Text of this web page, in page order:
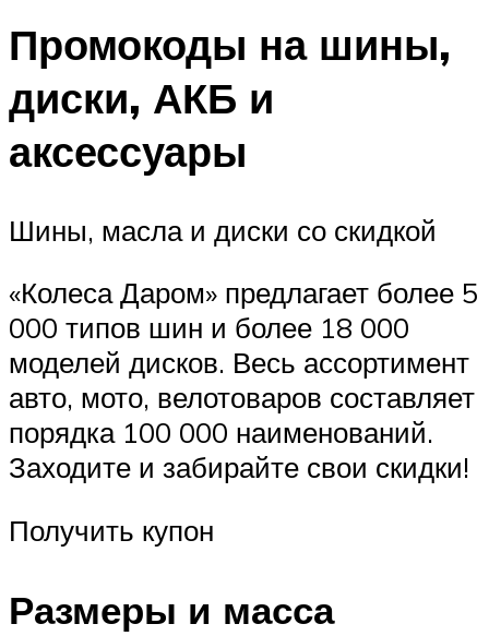
Промокоды на шины,
диски, АКБ и
аксессуары
Шины, масла и диски со скидкой
«Колеса Даром» предлагает более 5
000 типов шин и более 18 000
моделей дисков. Весь ассортимент
авто, мото, велотоваров составляет
порядка 100 000 наименований.
Заходите и забирайте свои скидки!
Получить купон
Размеры и масса